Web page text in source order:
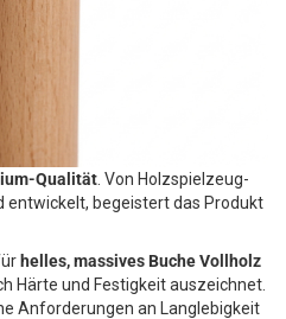
Qualität . Von Holzspielzeug-
entwickelt, begeistert das Produkt
helles, massives Buche Vollholz
Härte und Festigkeit auszeichnet.
Anforderungen an Langlebigkeit